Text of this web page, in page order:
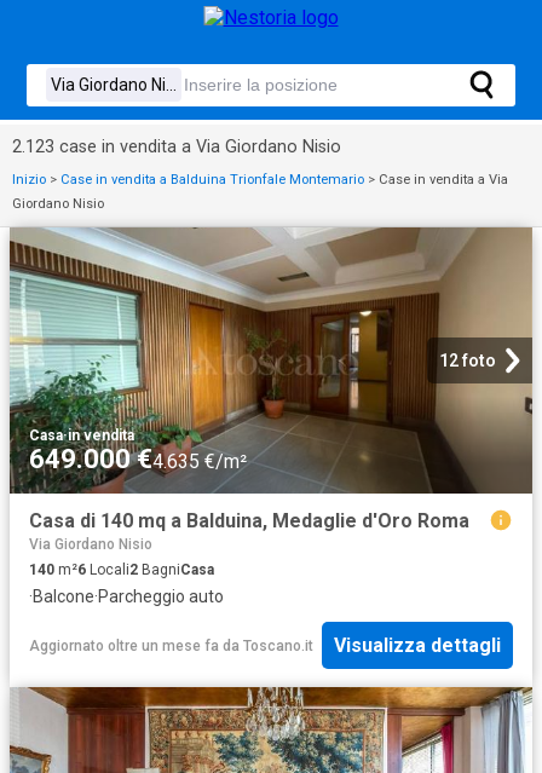
2.123 case in vendita a Via Giordano Nisio
Inizio > Case in vendita a Balduina Trionfale Montemario > Case in vendita a Via
Giordano Nisio
12 foto
Casa·in vendita
649.000 €4.635 €/m²
Casa di 140 mq a Balduina, Medaglie d'Oro Roma
Via Giordano Nisio
140 m²6 Locali2 BagniCasa
·Balcone·Parcheggio auto
Aggiornato oltre un mese fa da Toscano.it Visualizza dettagli